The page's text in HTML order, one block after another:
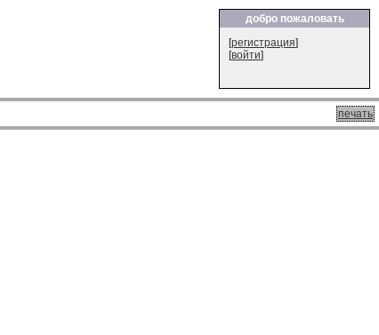
добро пожаловать
[регистрация]
[войти]
печать